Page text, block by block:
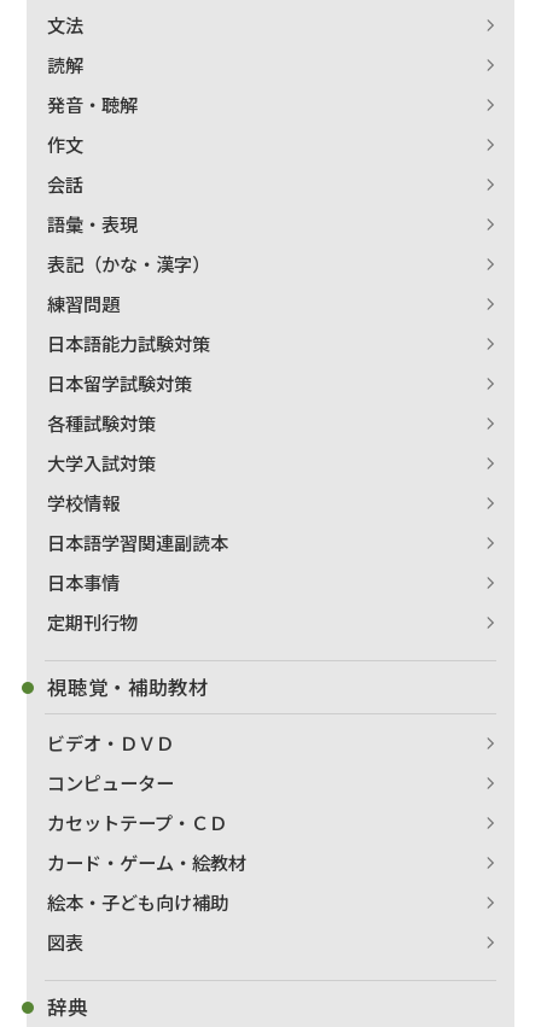
文法
読解
発音・聴解
作文
会話
語彙・表現
表記（かな・漢字）
練習問題
日本語能力試験対策
日本留学試験対策
各種試験対策
大学入試対策
学校情報
日本語学習関連副読本
日本事情
定期刊行物
視聴覚・補助教材
ビデオ・ＤＶＤ
コンピューター
カセットテープ・ＣＤ
カード・ゲーム・絵教材
絵本・子ども向け補助
図表
辞典